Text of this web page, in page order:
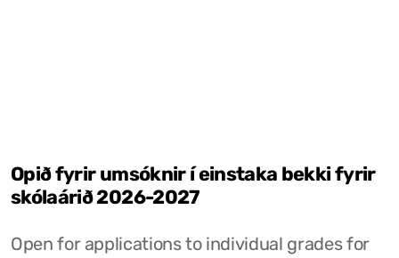
Opið fyrir umsóknir í einstaka bekki fyrir
skólaárið 2026-2027
Open for applications to individual grades for